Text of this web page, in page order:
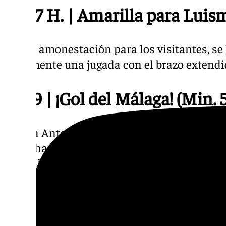
22.27 H. | Amarilla para
Nueva amonestación para los visitantes,
claramente una jugada con el brazo
22.19 | ¡Gol del Málaga! (Min.
¡Marca Antoñito Cordero de penalti! Qué
de luchar por parte de este Málaga.
diez minutos. El penalti lo provocó Ochoa